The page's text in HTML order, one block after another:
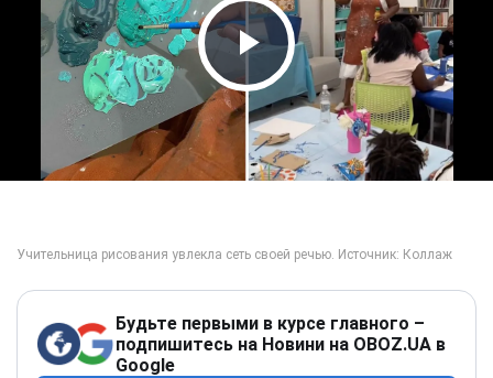
Play Video
Будьте первыми в курсе главного –
подпишитесь на Новини на OBOZ.UA в
Google